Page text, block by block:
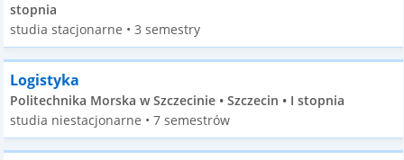
stopnia
studia stacjonarne • 3 semestry
Logistyka
Politechnika Morska w Szczecinie • Szczecin • I stopnia
studia niestacjonarne • 7 semestrów